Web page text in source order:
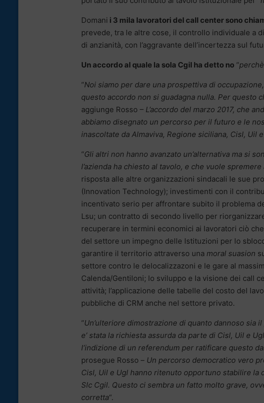
Domani i 3 mila lavoratori del call center sono
prevede, tra le altre cose, il controllo individuale a
di anzianità, con l’aggravante dell’incertezza sul
Un accordo al quale la sola Cgil ha detto no “
“Noi siamo per dare una prospettiva di
questo accordo non si guadagna nulla. Per questo
aggiunge Rosso – L’accordo del marzo 2017, che
abbiamo disegnato un percorso per il futuro e le
inascoltate da Almaviva, Regione siciliana, Cisl, Uil
“Gli altri non hanno avanzato un’alternativa ma si
l’azienda ha chiesto al tavolo, e che vuole
risposta alle altre organizzazioni sindacali le sue
(Innovation Technology); investimenti con il
incentivato serio per affrontare subito il problema
Lsu; un contratto di secondo livello per
recuperare in termini economici ai lavoratori ciò
del settore un impegno delle Istituzioni per lo
garantire il territorio attraverso una moral suasion
settore contro le delocalizzazoni e le gare al
Calenda/Gentiloni; lo sviluppo e la visione dei call
attività; l’applicazione delle tabelle del costo del
pubbliche di CRM anche nel settore privato.
“Un’ulteriore dimostrazione di quanto dannoso
e’ stata la richiesta assurda da parte di Cisl, Uil e
l’indizione di un referendum per ratificare questo
prosegue Rosso – Un percorso democratico vero
Cisl, Uil e Ugl hanno ritenuto opportuno stabilire
Slc Cgil. Questo ci sembra un fatto molto grave,
corretta“.